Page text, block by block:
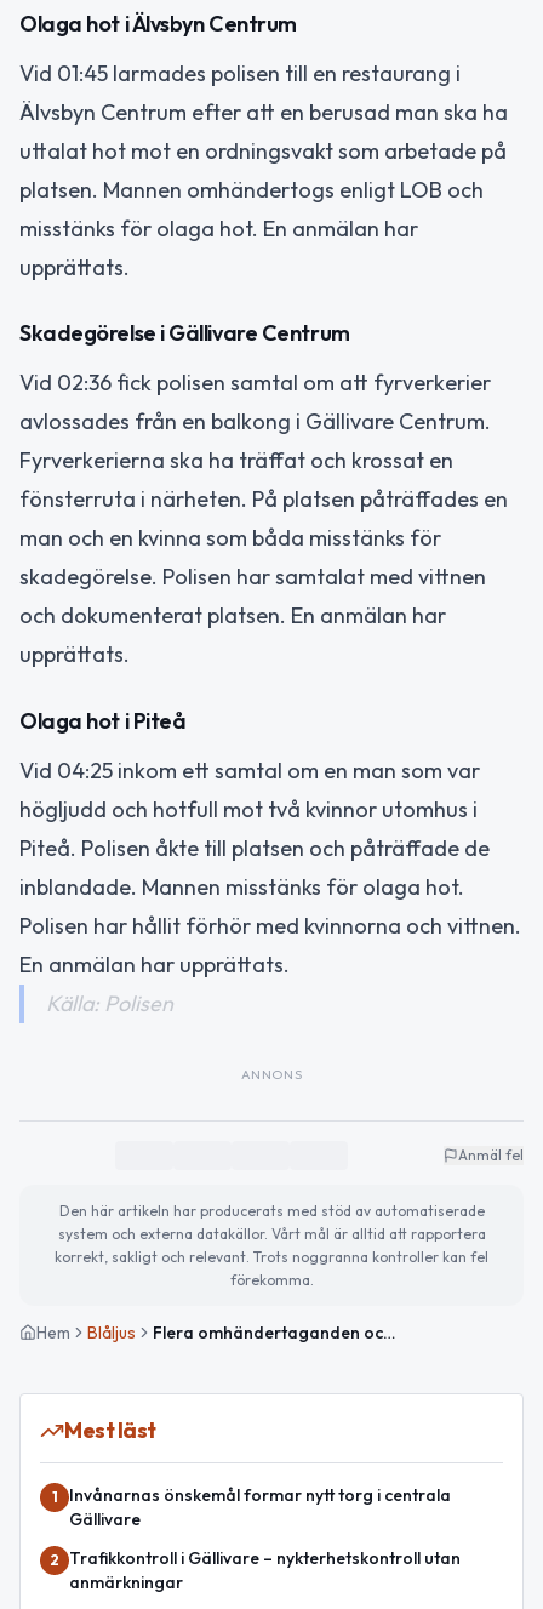
Olaga hot i Älvsbyn Centrum
Vid 01:45 larmades polisen till en restaurang i
Älvsbyn Centrum efter att en berusad man ska ha
uttalat hot mot en ordningsvakt som arbetade på
platsen. Mannen omhändertogs enligt LOB och
misstänks för olaga hot. En anmälan har
upprättats.
Skadegörelse i Gällivare Centrum
Vid 02:36 fick polisen samtal om att fyrverkerier
avlossades från en balkong i Gällivare Centrum.
Fyrverkerierna ska ha träffat och krossat en
fönsterruta i närheten. På platsen påträffades en
man och en kvinna som båda misstänks för
skadegörelse. Polisen har samtalat med vittnen
och dokumenterat platsen. En anmälan har
upprättats.
Olaga hot i Piteå
Vid 04:25 inkom ett samtal om en man som var
högljudd och hotfull mot två kvinnor utomhus i
Piteå. Polisen åkte till platsen och påträffade de
inblandade. Mannen misstänks för olaga hot.
Polisen har hållit förhör med kvinnorna och vittnen.
En anmälan har upprättats.
Källa: Polisen
ANNONS
Anmäl fel
Den här artikeln har producerats med stöd av automatiserade
system och externa datakällor. Vårt mål är alltid att rapportera
korrekt, sakligt och relevant. Trots noggranna kontroller kan fel
förekomma.
Hem Blåljus Flera omhändertaganden och anmälningar efter nattens händelser i Norrbotten
Mest läst
1
Invånarnas önskemål formar nytt torg i centrala
Gällivare
2
Trafikkontroll i Gällivare – nykterhetskontroll utan
anmärkningar